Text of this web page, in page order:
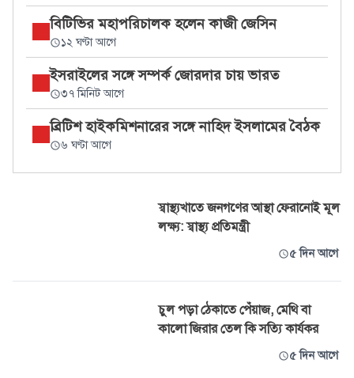
বিটিভির মহাপরিচালক হলেন কাজী জেসিন
১২ ঘণ্টা আগে
ইসরাইলের সঙ্গে সম্পর্ক জোরদার চায় ভারত
৩৭ মিনিট আগে
ব্রিটিশ হাইকমিশনারের সঙ্গে নাহিদ ইসলামের বৈঠক
৬ ঘণ্টা আগে
স্বাস্থ্যখাতে জনগণের আস্থা ফেরানোই মূল
লক্ষ্য: স্বাস্থ্য প্রতিমন্ত্রী
৫ দিন আগে
চুল পড়া ঠেকাতে পেঁয়াজ, মেথি বা
কালো জিরার তেল কি সত্যি কার্যকর
৫ দিন আগে